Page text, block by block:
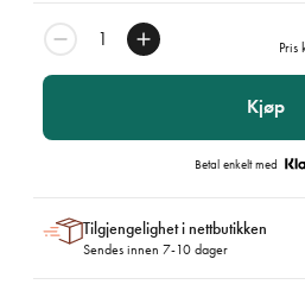
Pris
Kjøp
Betal enkelt med
Tilgjengelighet i nettbutikken
Sendes innen 7-10 dager